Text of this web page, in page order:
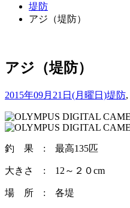
堤防
アジ（堤防）
アジ（堤防）
2015年09月21日(月曜日)堤防,
釣 果 : 最高135匹
大きさ : 12～２０cm
場 所 : 各堤